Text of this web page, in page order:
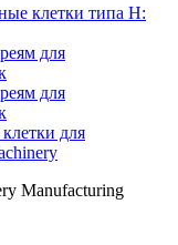
клетки типа H:
для
для
для
Manufacturing